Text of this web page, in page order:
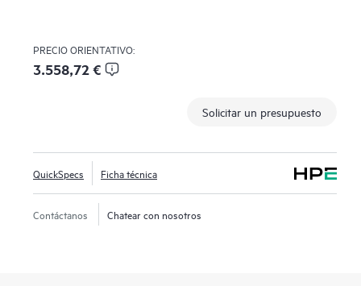
PRECIO ORIENTATIVO:
3.558,72 €
Solicitar un presupuesto
QuickSpecs Ficha técnica
Contáctanos Chatear con nosotros